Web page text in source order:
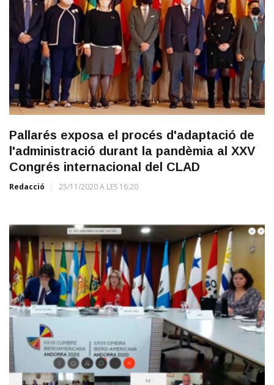
Pallarés exposa el procés d'adaptació de
l'administració durant la pandèmia al XXV
Congrés internacional del CLAD
Redacció 25/11/2020 A LES 16:20